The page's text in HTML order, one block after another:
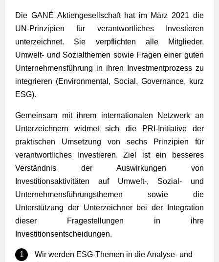
Die GANÉ Aktiengesellschaft hat im März 2021 die
UN-Prinzipien für verantwortliches Investieren
unterzeichnet. Sie verpflichten alle Mitglieder,
Umwelt- und Sozialthemen sowie Fragen einer guten
Unternehmensführung in ihren Investmentprozess zu
integrieren (Environmental, Social, Governance, kurz
ESG).
Gemeinsam mit ihrem internationalen Netzwerk an
Unterzeichnern widmet sich die PRI-Initiative der
praktischen Umsetzung von sechs Prinzipien für
verantwortliches Investieren. Ziel ist ein besseres
Verständnis der Auswirkungen von
Investitionsaktivitäten auf Umwelt-, Sozial- und
Unternehmensführungsthemen sowie die
Unterstützung der Unterzeichner bei der Integration
dieser Fragestellungen in ihre
Investitionsentscheidungen.
Wir werden ESG-Themen in die Analyse- und